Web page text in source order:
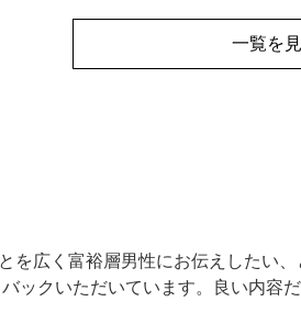
一覧を
を広く富裕層男性にお伝えしたい
ックいただいています。良い内容